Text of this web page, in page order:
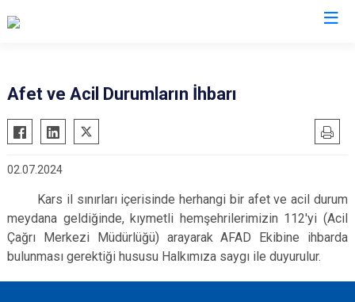
Afet ve Acil Durumların İhbarı
02.07.2024
Kars il sınırları içerisinde herhangi bir afet ve acil durum
meydana geldiğinde, kıymetli hemşehrilerimizin 112'yi (Acil
Çağrı Merkezi Müdürlüğü) arayarak AFAD Ekibine ihbarda
bulunması gerektiği hususu Halkımıza saygı ile duyurulur.